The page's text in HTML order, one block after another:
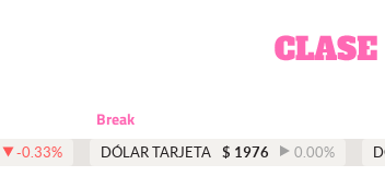
Break
-0.33% DÓLAR TARJETA $ 1976 0.00%